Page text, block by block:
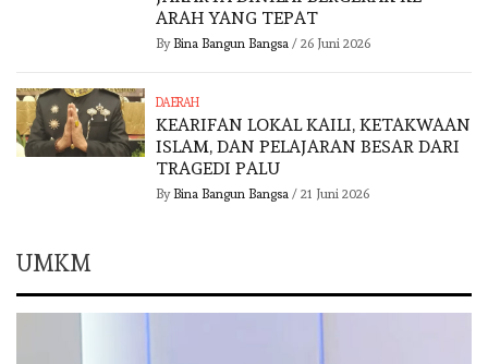
ARAH YANG TEPAT
By Bina Bangun Bangsa/ 26 Juni 2026
DAERAH
KEARIFAN LOKAL KAILI, KETAKWAAN
ISLAM, DAN PELAJARAN BESAR DARI
TRAGEDI PALU
By Bina Bangun Bangsa/ 21 Juni 2026
UMKM